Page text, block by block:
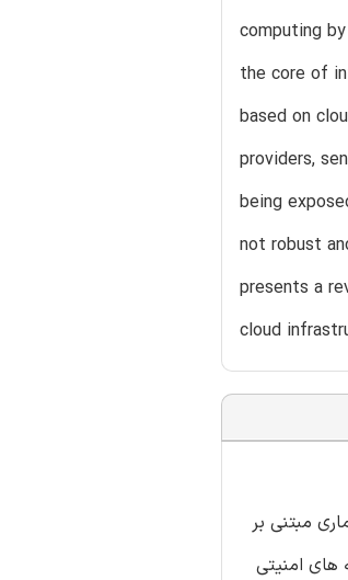
computing
the core of
based on
providers,
being
not robust
presents a
cloud
مبتنی بر
های امنیتی